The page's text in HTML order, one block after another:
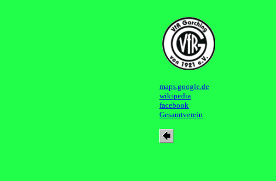
maps.google.de
wikipedia
facebook
Gesamtverein